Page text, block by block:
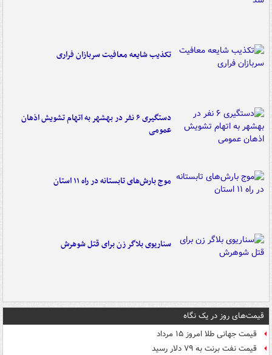
تکذیب شایعه معافیت سربازان فراری
دستگیری ۶ نفر در بهشهر به اتهام تشویش اذهان
عمومی
موج بارش‌های تابستانه در راه ۱۱ استان
سناریوی بلاگر زن برای قتل شوهرش
قیمت‌های روز در یک نگاه
قیمت جهانی طلا امروز ۱۵ مرداد
قیمت نفت برنت به ۷۹ دلار رسید